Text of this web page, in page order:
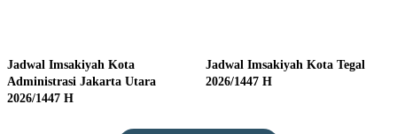
Jadwal Imsakiyah Kota
Administrasi Jakarta Utara
2026/1447 H
Jadwal Imsakiyah Kota Tegal
2026/1447 H